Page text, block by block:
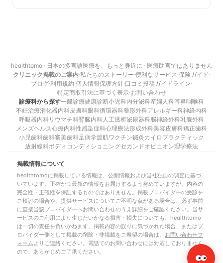
healthtomo · 日本の多言語医療を、もっと身近に · 医療助言ではありません
クリニック掲載のご案内·私たちのストーリー·便利なサービス·保険ガイド·
ブログ·利用規約·個人情報保護方針·口コミ投稿ガイドライン·
特定商取引法に基づく表示·お問い合わせ
診療科から探す一般診療健康診断小児科内分泌科産婦人科耳鼻咽喉科
不妊治療消化器内科皮膚科眼科循環器科整形外科アレルギー科神経内科
呼吸器内科 リウマチ科腎臓内科人工透析泌尿器科脳神経外科乳腺外科
メンズヘルス心療内科性感染症科心理療法形成外科美容皮膚科矯正歯科
小児歯科歯科審美歯科足病学渡航ワクチン鍼灸カイロプラクティック
放射線科ボディコンディショニングセカンドオピニオン理学療法
掲載情報について
healthtomoに掲載している情報は、公開情報および当社独自の調査に基づ
いています。正確かつ最新の情報をお届けするよう努めていますが、内容の
完全性・正確性を保証するものではありません。掲載プロバイダーの受診を
ご検討の場合や、提供サービスについてご不明な点がある場合は、必ず事前
に直接当該プロバイダーへお問い合わせのうえ詳細をご確認ください。当サ
ービスのご利用により生じたいかなる損害・損失についても、healthtomo
は一切の責任を負いかねます。掲載内容の誤りに気づかれた場合、またはプ
ロバイダー側として掲載の削除・非掲載をご希望の場合は、 お問い合わせフ
ォームよりご連絡ください。電話でのお問い合わせには対応しておりません
ので、あらかじめご了承ください。